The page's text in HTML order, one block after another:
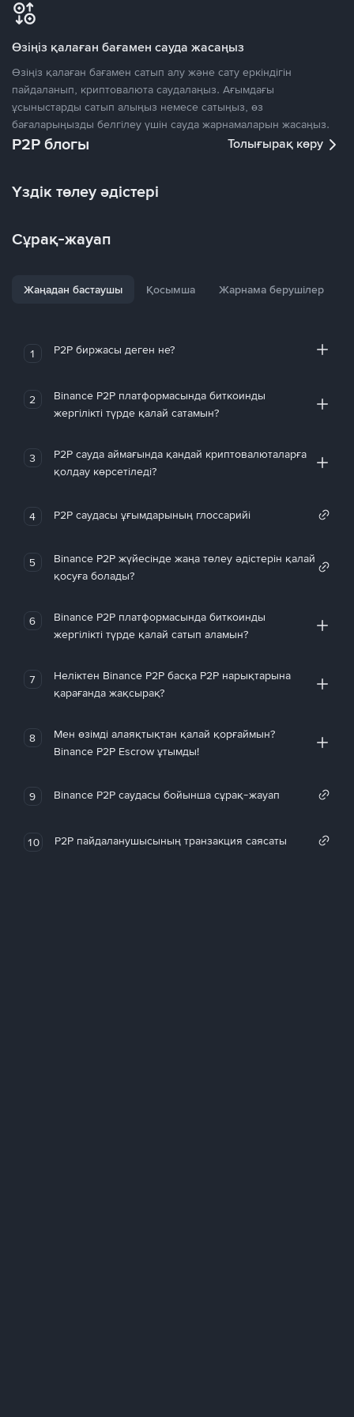
Өзіңіз қалаған бағамен сауда жасаңыз
Өзіңіз қалаған бағамен сатып алу және сату еркіндігін
пайдаланып, криптовалюта саудалаңыз. Ағымдағы
ұсыныстарды сатып алыңыз немесе сатыңыз, өз
бағаларыңызды белгілеу үшін сауда жарнамаларын жасаңыз.
P2P блогы Толығырақ көру
Үздік төлеу әдістері
Сұрақ-жауап
Жаңадан бастаушы Қосымша Жарнама берушілер
1 P2P биржасы деген не?
2
Binance P2P платформасында биткоинды
жергілікті түрде қалай сатамын?
3
P2P сауда аймағында қандай криптовалюталарға
қолдау көрсетіледі?
4 P2P саудасы ұғымдарының глоссарийі
5
Binance P2P жүйесінде жаңа төлеу әдістерін қалай
қосуға болады?
6
Binance P2P платформасында биткоинды
жергілікті түрде қалай сатып аламын?
7
Неліктен Binance P2P басқа P2P нарықтарына
қарағанда жақсырақ?
8
Мен өзімді алаяқтықтан қалай қорғаймын?
Binance P2P Escrow ұтымды!
9 Binance P2P саудасы бойынша сұрақ-жауап
10 P2P пайдаланушысының транзакция саясаты